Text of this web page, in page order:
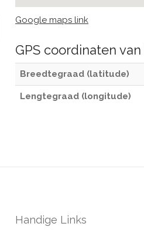
Google maps link
GPS coordinaten van
Breedtegraad (latitude)
Lengtegraad (longitude)
Handige Links